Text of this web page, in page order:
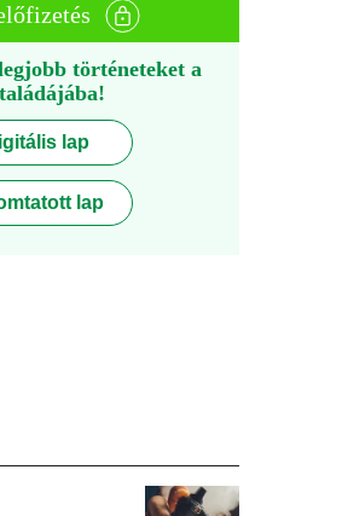
történeteket a
lap
lap